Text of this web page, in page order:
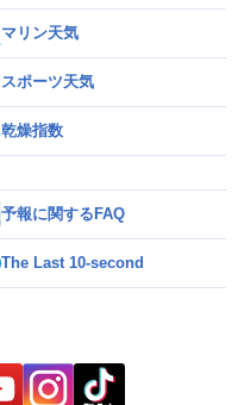
マリン天気
スポーツ天気
乾燥指数
予報に関するFAQ
The Last 10-second